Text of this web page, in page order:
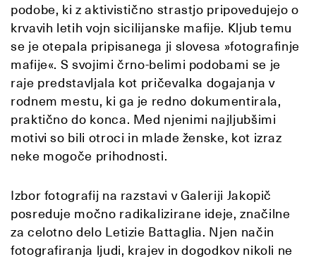
podobe, ki z aktivistično strastjo pripovedujejo o
krvavih letih vojn sicilijanske mafije. Kljub temu
se je otepala pripisanega ji slovesa »fotografinje
mafije«. S svojimi črno-belimi podobami se je
raje predstavljala kot pričevalka dogajanja v
rodnem mestu, ki ga je redno dokumentirala,
praktično do konca. Med njenimi najljubšimi
motivi so bili otroci in mlade ženske, kot izraz
neke mogoče prihodnosti.
Izbor fotografij na razstavi v Galeriji Jakopič
posreduje močno radikalizirane ideje, značilne
za celotno delo Letizie Battaglia. Njen način
fotografiranja ljudi, krajev in dogodkov nikoli ne